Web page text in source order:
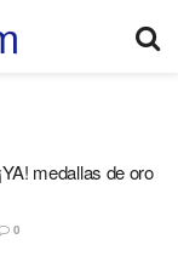
medallas de oro
0